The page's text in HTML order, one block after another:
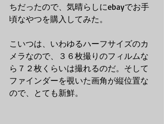
ちだったので、気晴らしにebayでお手
頃なやつを購入してみた。
こいつは、いわゆるハーフサイズのカ
メラなので、３６枚撮りのフィルムな
ら７２枚くらいは撮れるのだ。そして
ファインダーを覗いた画角が縦位置な
ので、とても新鮮。